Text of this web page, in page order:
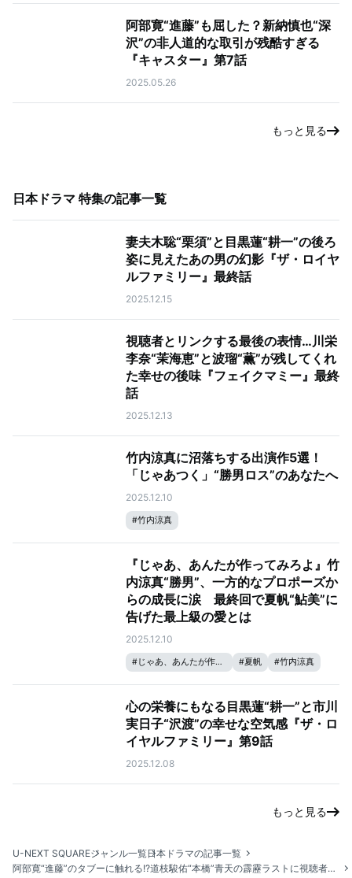
阿部寛“進藤”も屈した？新納慎也“深
沢”の非人道的な取引が残酷すぎる
『キャスター』第7話
2025.05.26
もっと見る
日本ドラマ 特集の記事一覧
妻夫木聡“栗須”と目黒蓮“耕一”の後ろ
姿に見えたあの男の幻影『ザ・ロイヤ
ルファミリー』最終話
2025.12.15
視聴者とリンクする最後の表情…川栄
李奈“茉海恵”と波瑠“薫”が残してくれ
た幸せの後味『フェイクマミー』最終
話
2025.12.13
竹内涼真に沼落ちする出演作5選！
「じゃあつく」“勝男ロス”のあなたへ
2025.12.10
#竹内涼真
『じゃあ、あんたが作ってみろよ』竹
内涼真“勝男”、一方的なプロポーズか
らの成長に涙 最終回で夏帆“鮎美”に
告げた最上級の愛とは
2025.12.10
#じゃあ、あんたが作ってみろよ #夏帆 #竹内涼真
心の栄養にもなる目黒蓮“耕一”と市川
実日子“沢渡”の幸せな空気感『ザ・ロ
イヤルファミリー』第9話
2025.12.08
もっと見る
U-NEXT SQUAREジャンル一覧日本ドラマの記事一覧
阿部寛“進藤”のタブーに触れる!?道枝駿佑“本橋”青天の霹靂ラストに視聴者騒然『キャスター』第8話